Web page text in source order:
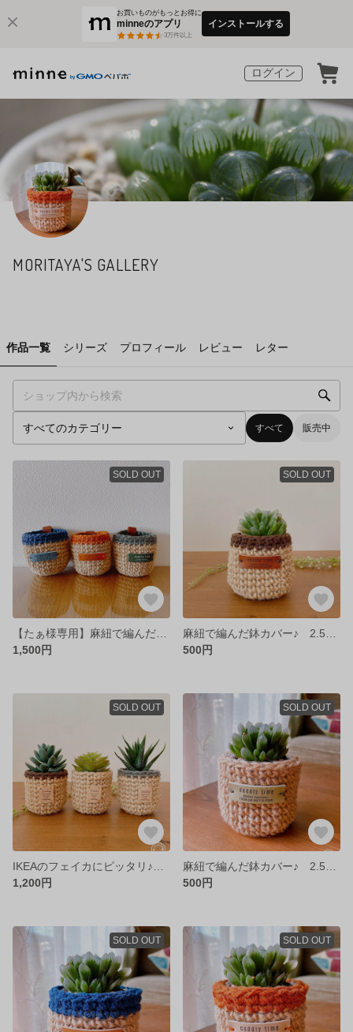
お買いものがもっとお得に
minneのアプリ
3万件以上
インストールする
ログイン
MORITAYA'S GALLERY
作品一覧 シリーズ プロフィール レビュー レター
すべて 販売中
SOLD OUT
1,500円
SOLD OUT
500円
SOLD OUT
1,200円
SOLD OUT
500円
SOLD OUT SOLD OUT